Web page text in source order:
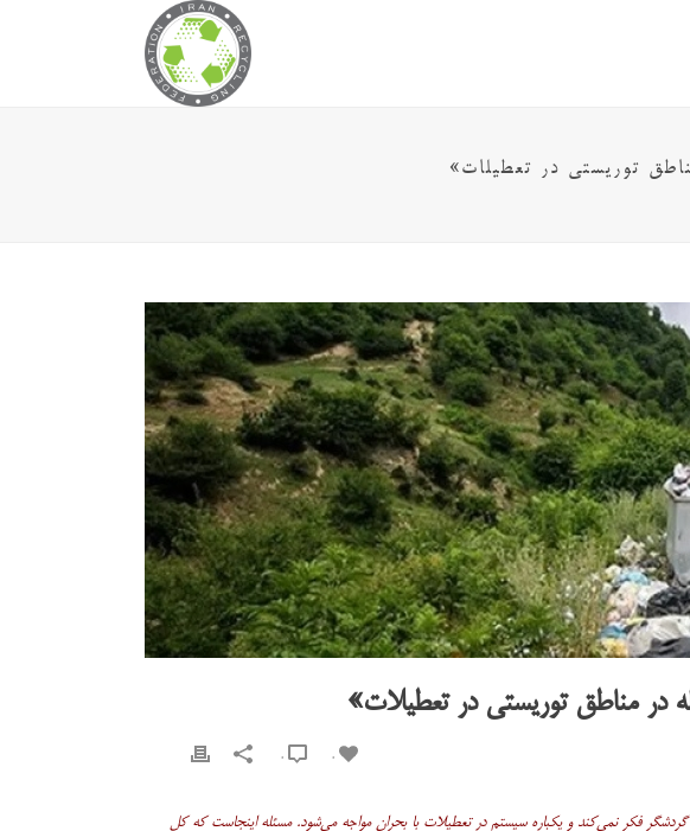
توریستی در تعطیلات»
در مناطق توریستی در تعطیلات»
0
گردشگر فکر نمی‌کند و یکباره سیستم در تعطیلات با بحران مواجه می‌شود. مسئله اینجاست که کل